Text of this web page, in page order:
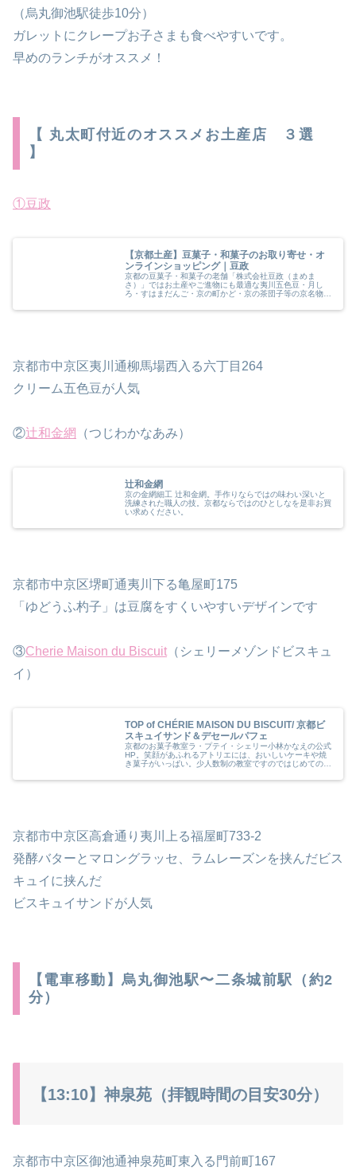
（烏丸御池駅徒歩10分）
ガレットにクレープお子さまも食べやすいです。
早めのランチがオススメ！
【 丸太町付近のオススメお土産店 ３選
】
①豆政
【京都土産】豆菓子・和菓子のお取り寄せ・オ
ンラインショッピング｜豆政
京都の豆菓子・和菓子の老舗「株式会社豆政（まめま
さ）」ではお土産やご進物にも最適な夷川五色豆・月し
ろ・すはまだんご・京の町かど・京の茶団子等の京名物・
りますので是非ご賞味くださいませ。
京都市中京区夷川通柳馬場西入る六丁目264
クリーム五色豆が人気
②辻和金網 （つじわかなあみ）
辻和金網
京の金網細工 辻和金網。手作りならではの味わい深いと
洗練された職人の技。京都ならではのひとしなを是非お買
い求めください。
京都市中京区堺町通夷川下る亀屋町175
「ゆどうふ杓子」は豆腐をすくいやすいデザインです
③Cherie Maison du Biscuit （シェリーメゾンドビスキュ
イ）
TOP of CHÉRIE MAISON DU BISCUIT/ 京都ビ
スキュイサンド＆デセールパフェ
京都のお菓子教室ラ・プテイ・シェリー小林かなえの公式
HP。笑顔があふれるアトリエには、おいしいケーキや焼
き菓子がいっぱい。少人数制の教室ですのではじめての方
ます。
京都市中京区高倉通り夷川上る福屋町733-2
発酵バターとマロングラッセ、ラムレーズンを挟んだビス
キュイに挟んだ
ビスキュイサンドが人気
【電車移動】烏丸御池駅〜二条城前駅（約2
分）
【13:10】神泉苑（拝観時間の目安30分）
京都市中京区御池通神泉苑町東入る門前町167